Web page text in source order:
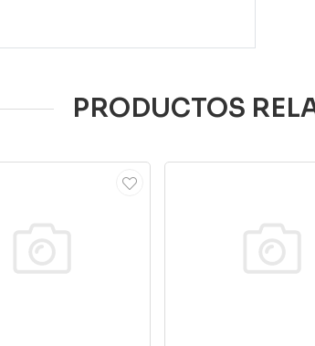
PRODUCTOS